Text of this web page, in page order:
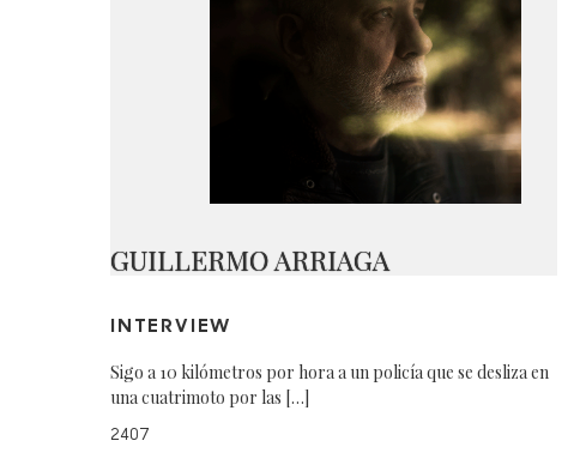
GUILLERMO ARRIAGA
INTERVIEW
Sigo a 10 kilómetros por hora a un policía que se desliza en
una cuatrimoto por las […]
2407